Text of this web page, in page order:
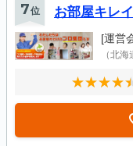
7位 お部屋キレ
[運営
（北